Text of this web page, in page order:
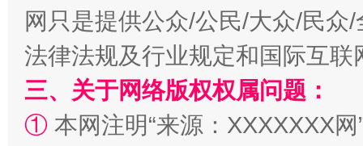
网只是提供公众/公民/大众/民
法律法规及行业规定和国际互
三、关于网络版权权属问题：
① 本网注明“来源：XXXXXXX